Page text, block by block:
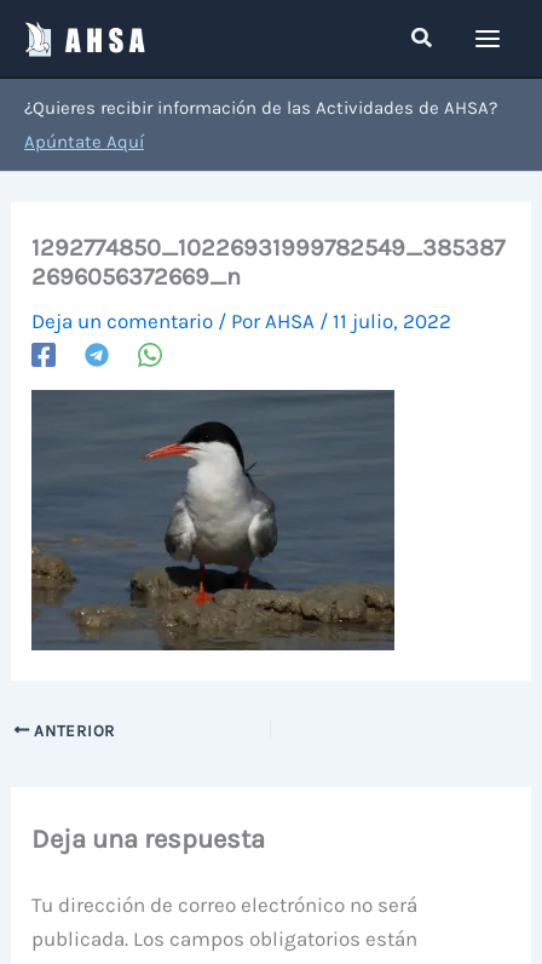
contenido
Buscar
¿Quieres recibir información de las Actividades de AHSA?
Apúntate Aquí
1292774850_10226931999782549_385387
2696056372669_n
Deja un comentario / Por AHSA /11 julio, 2022
ANTERIOR
Deja una respuesta
Tu dirección de correo electrónico no será
publicada. Los campos obligatorios están